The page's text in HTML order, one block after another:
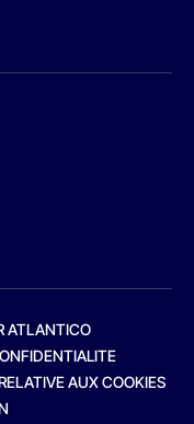
ATLANTICO
AUX COOKIES